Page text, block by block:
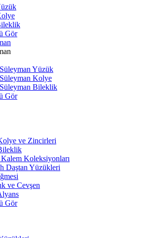
Gör
Yüzük
Kolye
Bileklik
Gör
ve Zincirleri
Koleksiyonları
Daştan Yüzükleri
ve Cevşen
Gör